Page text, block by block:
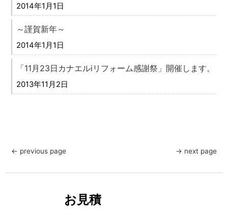
2014年1月1日
～謹賀新年～
2014年1月1日
「11月23日カナエルiリフォーム感謝祭」開催します。
2013年11月2日
← previous page → next page
お見積